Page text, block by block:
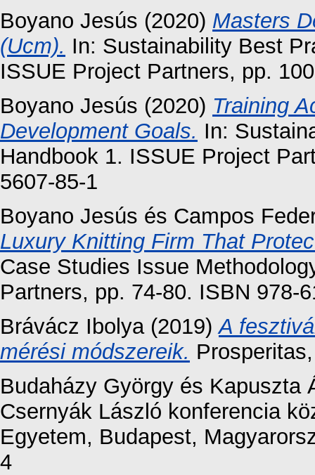
Boyano Jesús (2020) Masters
(Ucm). In: Sustainability Best
ISSUE Project Partners, pp.
Boyano Jesús (2020) Training
Development Goals. In:
Handbook 1. ISSUE Project
5607-85-1
Boyano Jesús és Campos
Luxury Knitting Firm That
Case Studies Issue
Partners, pp. 74-80. ISBN 978-
Brávácz Ibolya(2019)A
mérési módszereik.
Budaházy György és Kapuszta
Csernyák László konferencia
Egyetem, Budapest,
4